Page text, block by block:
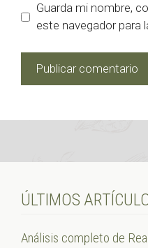
Guarda mi nombre,
este navegador para
ÚLTIMOS
Análisis completo de